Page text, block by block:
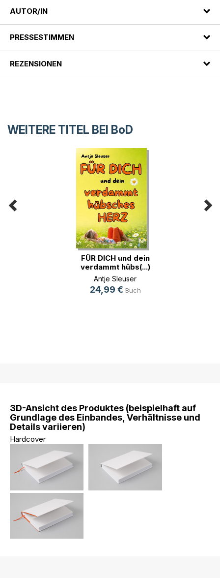
AUTOR/IN
PRESSESTIMMEN
REZENSIONEN
WEITERE TITEL BEI BoD
FÜR DICH und dein
verdammt hübs(...)
Antje Sleuser
24,99 € Buch
3D-Ansicht des Produktes (beispielhaft auf
Grundlage des Einbandes, Verhältnisse und
Details variieren)
Hardcover